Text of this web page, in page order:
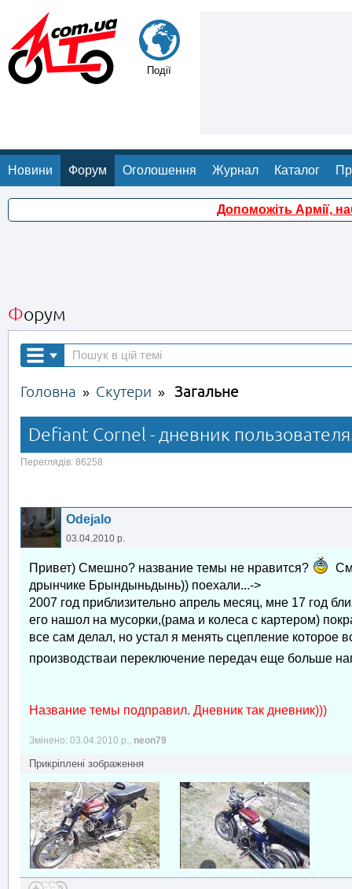
Події
Новини Форум Оголошення Журнал Каталог
Допоможіть Армії,
Форум
Головна » Скутери » Загальне
Defiant Cornel - дневник
Переглядів: 86258
Odejalo
03.04.2010 р.
Привет) Смешно? название темы не нравится?
дрынчике Брындыньдынь)) поехали...->
2007 год приблизительно апрель месяц, мне 17 год
его нашол на мусорки,(рама и колеса с картером)
все сам делал, но устал я менять сцепление которое
производстваи переключение передач еще больше
Название темы подправил. Дневник так дневник)))
Змінено: 03.04.2010 р., neon79
Прикріплені зображення